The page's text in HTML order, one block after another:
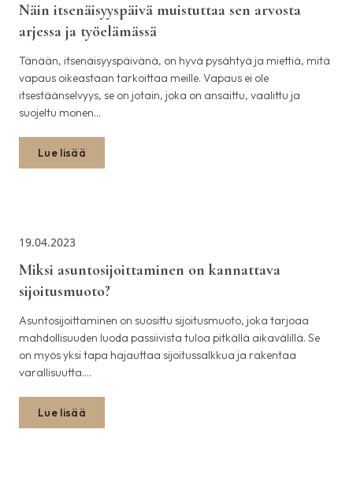
Näin itsenäisyyspäivä muistuttaa sen arvosta
arjessa ja työelämässä
Tänään, itsenäisyyspäivänä, on hyvä pysähtyä ja miettiä, mitä
vapaus oikeastaan tarkoittaa meille. Vapaus ei ole
itsestäänselvyys, se on jotain, joka on ansaittu, vaalittu ja
suojeltu monen…
Lue lisää
19.04.2023
Miksi asuntosijoittaminen on kannattava
sijoitusmuoto?
Asuntosijoittaminen on suosittu sijoitusmuoto, joka tarjoaa
mahdollisuuden luoda passiivista tuloa pitkällä aikavälillä. Se
on myös yksi tapa hajauttaa sijoitussalkkua ja rakentaa
varallisuutta.…
Lue lisää